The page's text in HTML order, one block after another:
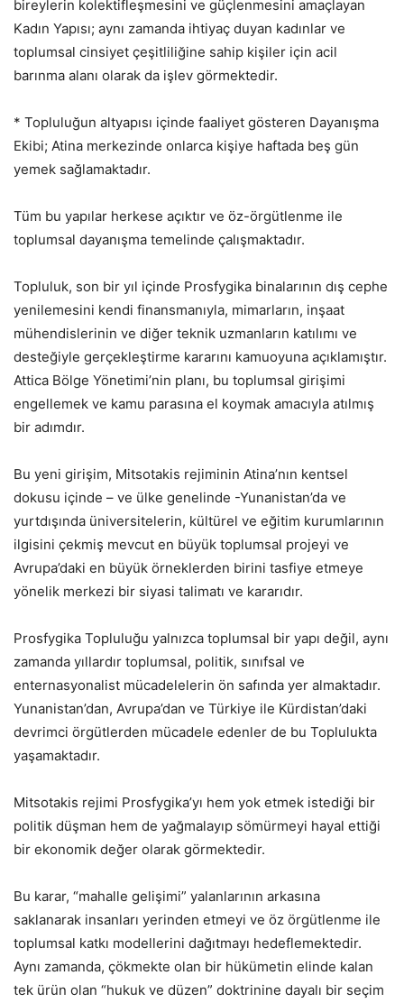
bireylerin kolektifleşmesini ve güçlenmesini amaçlayan
Kadın Yapısı; aynı zamanda ihtiyaç duyan kadınlar ve
toplumsal cinsiyet çeşitliliğine sahip kişiler için acil
barınma alanı olarak da işlev görmektedir.
* Topluluğun altyapısı içinde faaliyet gösteren Dayanışma
Ekibi; Atina merkezinde onlarca kişiye haftada beş gün
yemek sağlamaktadır.
Tüm bu yapılar herkese açıktır ve öz-örgütlenme ile
toplumsal dayanışma temelinde çalışmaktadır.
Topluluk, son bir yıl içinde Prosfygika binalarının dış cephe
yenilemesini kendi finansmanıyla, mimarların, inşaat
mühendislerinin ve diğer teknik uzmanların katılımı ve
desteğiyle gerçekleştirme kararını kamuoyuna açıklamıştır.
Attica Bölge Yönetimi’nin planı, bu toplumsal girişimi
engellemek ve kamu parasına el koymak amacıyla atılmış
bir adımdır.
Bu yeni girişim, Mitsotakis rejiminin Atina’nın kentsel
dokusu içinde – ve ülke genelinde -Yunanistan’da ve
yurtdışında üniversitelerin, kültürel ve eğitim kurumlarının
ilgisini çekmiş mevcut en büyük toplumsal projeyi ve
Avrupa’daki en büyük örneklerden birini tasfiye etmeye
yönelik merkezi bir siyasi talimatı ve kararıdır.
Prosfygika Topluluğu yalnızca toplumsal bir yapı değil, aynı
zamanda yıllardır toplumsal, politik, sınıfsal ve
enternasyonalist mücadelelerin ön safında yer almaktadır.
Yunanistan’dan, Avrupa’dan ve Türkiye ile Kürdistan’daki
devrimci örgütlerden mücadele edenler de bu Toplulukta
yaşamaktadır.
Mitsotakis rejimi Prosfygika’yı hem yok etmek istediği bir
politik düşman hem de yağmalayıp sömürmeyi hayal ettiği
bir ekonomik değer olarak görmektedir.
Bu karar, “mahalle gelişimi” yalanlarının arkasına
saklanarak insanları yerinden etmeyi ve öz örgütlenme ile
toplumsal katkı modellerini dağıtmayı hedeflemektedir.
Aynı zamanda, çökmekte olan bir hükümetin elinde kalan
tek ürün olan “hukuk ve düzen” doktrinine dayalı bir seçim